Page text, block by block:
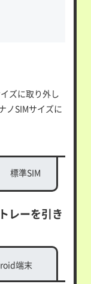
ズに取り外し
ノSIMサイズに
標準SIM
レーを引き
端末